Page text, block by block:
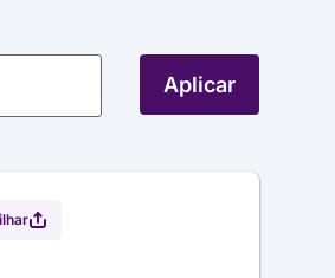
Aplicar